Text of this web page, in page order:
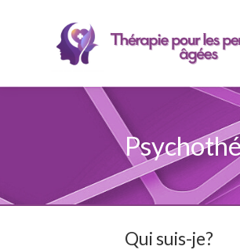
Qui suis-je?